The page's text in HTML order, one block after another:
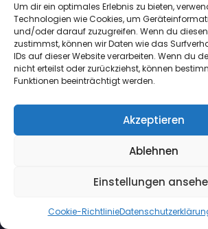
Um dir ein optimales Erlebnis zu bieten,
Technologien wie Cookies, um
und/oder darauf zuzugreifen. Wenn du
zustimmst, können wir Daten wie das
IDs auf dieser Website verarbeiten. Wenn du
nicht erteilst oder zurückziehst, können
Funktionen beeinträchtigt werden.
Akzeptieren
Ablehnen
Einstellungen
Cookie-Richtlinie
Aufsteigender und absteigender
Den Kern der neuen Regelung
20. Dezember 2023